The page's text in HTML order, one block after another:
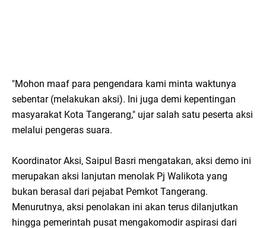
"Mohon maaf para pengendara kami minta waktunya
sebentar (melakukan aksi). Ini juga demi kepentingan
masyarakat Kota Tangerang," ujar salah satu peserta aksi
melalui pengeras suara.
Koordinator Aksi, Saipul Basri mengatakan, aksi demo ini
merupakan aksi lanjutan menolak Pj Walikota yang
bukan berasal dari pejabat Pemkot Tangerang.
Menurutnya, aksi penolakan ini akan terus dilanjutkan
hingga pemerintah pusat mengakomodir aspirasi dari